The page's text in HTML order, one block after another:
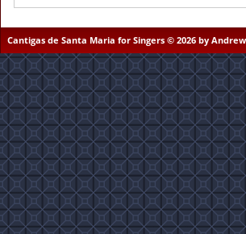
Cantigas de Santa Maria for Singers © 2026 by